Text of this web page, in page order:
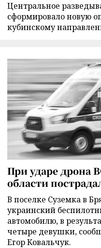
Центральное
сформировало новую
кубинскому
При ударе дрона
области
В поселке Суземка в
украинский
автомобилю, в
четыре девушки,
Егор Ковальчук.